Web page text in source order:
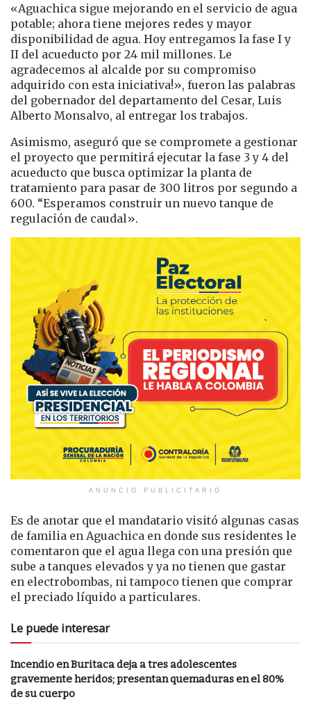
«Aguachica sigue mejorando en el servicio de agua
potable; ahora tiene mejores redes y mayor
disponibilidad de agua. Hoy entregamos la fase I y
II del acueducto por 24 mil millones. Le
agradecemos al alcalde por su compromiso
adquirido con esta iniciativa!», fueron las palabras
del gobernador del departamento del Cesar, Luis
Alberto Monsalvo, al entregar los trabajos.
Asimismo, aseguró que se compromete a gestionar
el proyecto que permitirá ejecutar la fase 3 y 4 del
acueducto que busca optimizar la planta de
tratamiento para pasar de 300 litros por segundo a
600. “Esperamos construir un nuevo tanque de
regulación de caudal».
ANUNCIO PUBLICITARIO
Es de anotar que el mandatario visitó algunas casas
de familia en Aguachica en donde sus residentes le
comentaron que el agua llega con una presión que
sube a tanques elevados y ya no tienen que gastar
en electrobombas, ni tampoco tienen que comprar
el preciado líquido a particulares.
Le puede interesar
Incendio en Buritaca deja a tres adolescentes
gravemente heridos; presentan quemaduras en el 80%
de su cuerpo